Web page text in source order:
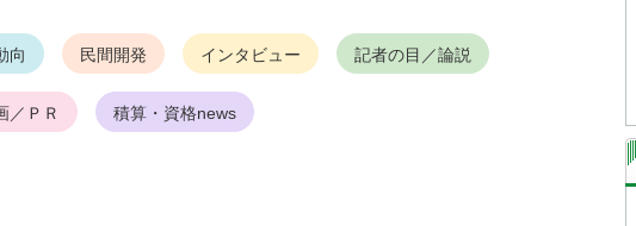
向 民間開発 インタビュー 記者の目／論説
／ＰＲ 積算・資格news